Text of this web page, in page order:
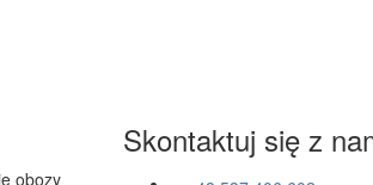
obozy
Skontaktuj się z